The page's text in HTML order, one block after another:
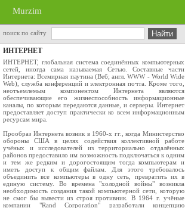
Murzim
поиск по сайту
ИНТЕРНЕТ
ИНТЕРНЕТ, глобальная система соединённых компьютерных
сетей, иногда сама называемая Сетью. Составные части
Интернета: Всемирная паутина (Веб; англ. WWW - World Wide
Web), служба конференций и электронная почта. Кроме того,
неотъемлемым компонентом Интернета являются
обеспечивающие его жизнеспособность информационные
каналы, по которым передаются данные, и серверы. Интернет
предоставляет доступ практически ко всем информационным
ресурсам мира.
Прообраз Интернета возник в 1960-х гг., когда Министерство
обороны США в целях содействия коллективной работе
учёных и исследователей из территориально отдалённых
районов предоставило им возможность подключаться к одним
и тем же редким и дорогостоящим тогда компьютерам и
иметь доступ к общим файлам. Для этого требовалось
объединить все компьютеры в одну сеть, превратить их в
единую систему. Во времена "холодной войны" возникла
необходимость создания такой компьютерной сети, которую
не смог бы вывести из строя противник. В 1964 г. учёные
компании "Rand Corporation" разработали концепцию